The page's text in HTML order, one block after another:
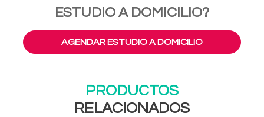
ESTUDIO A DOMICILIO?
AGENDAR ESTUDIO A DOMICILIO
PRODUCTOS
RELACIONADOS